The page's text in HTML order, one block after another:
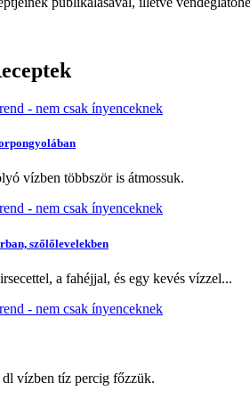
vízben többször is átmossuk.
szőlőlevelekben
a fahéjjal, és egy kevés vízzel...
dl vízben tíz percig főzzük.